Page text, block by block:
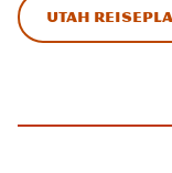
Utah